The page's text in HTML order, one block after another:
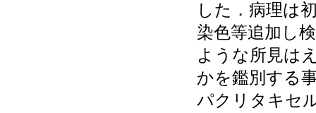
した．病理は
染色等追加し
ような所見は
かを鑑別する
パクリタキセ